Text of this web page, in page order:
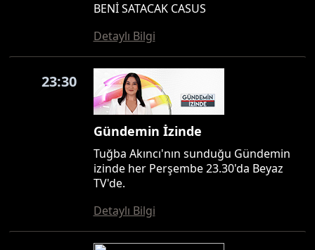
BENİ SATACAK CASUS
Detaylı Bilgi
23:30
Gündemin İzinde
Tuğba Akıncı'nın sunduğu Gündemin
izinde her Perşembe 23.30'da Beyaz
TV'de.
Detaylı Bilgi